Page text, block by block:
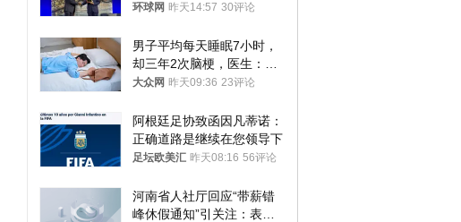
环球网 昨天14:57 30评论
男子平均每天睡眠7小时，
却三年2次脑梗，医生：这
样睡觉更伤身
大众网 昨天09:36 23评论
阿根廷足协致函因凡蒂诺：
正确道路是继续在您领导下
足坛欧美汇 昨天08:16 56评论
河南省人社厅回应“带薪错
峰休假通知”引关注：表述